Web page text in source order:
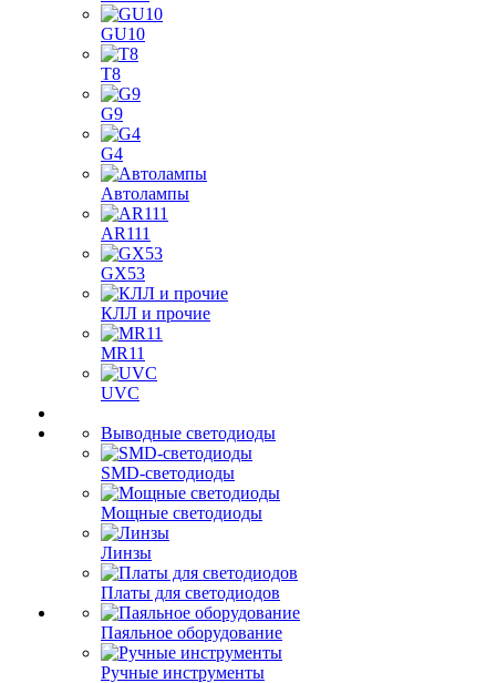
GU10
T8
G9
G4
Автолампы
AR111
GX53
КЛЛ и прочие
MR11
UVC
Выводные светодиоды
SMD-светодиоды
Мощные светодиоды
Линзы
Платы для светодиодов
Паяльное оборудование
Ручные инструменты